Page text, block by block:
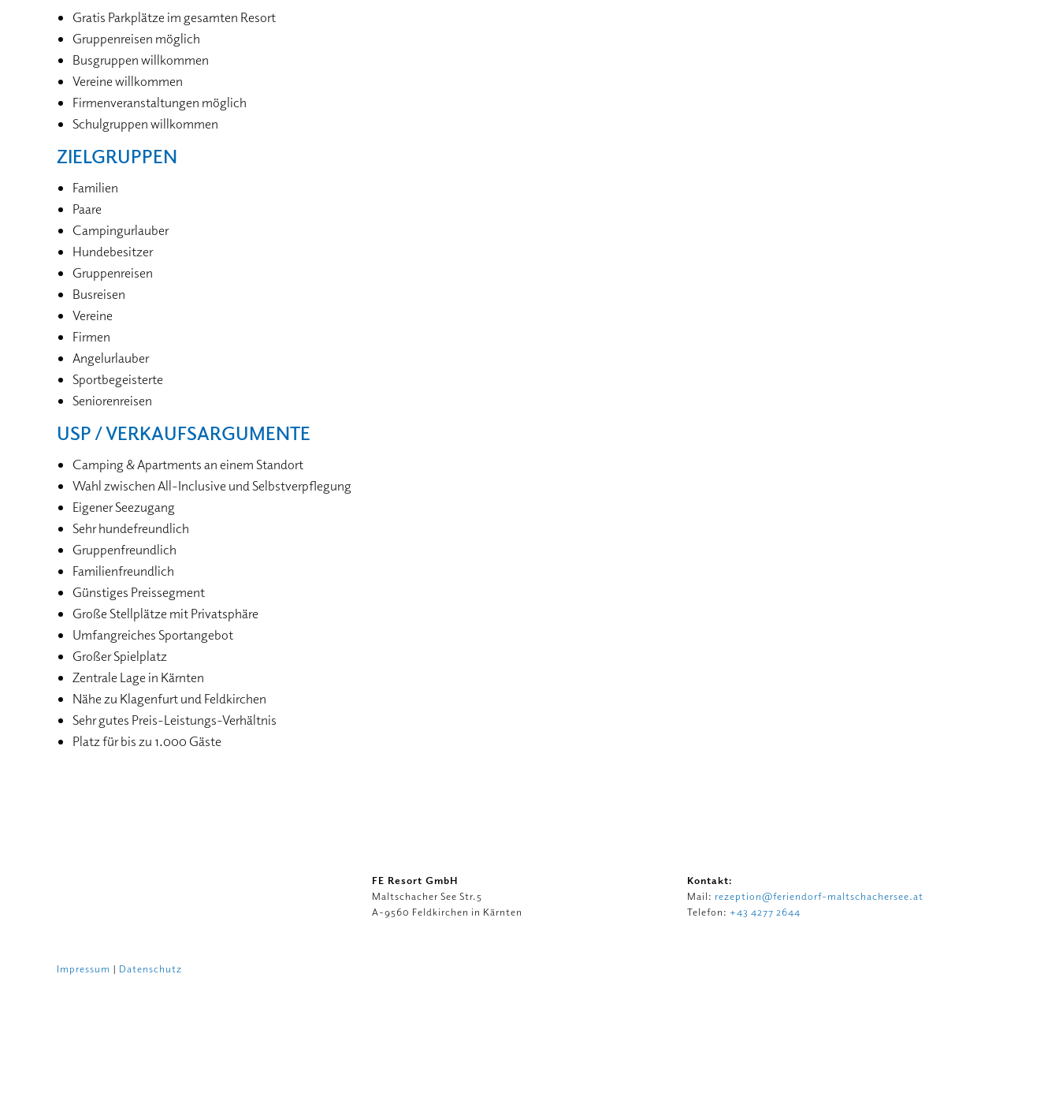
Gratis Parkplätze im gesamten Resort
Gruppenreisen möglich
Busgruppen willkommen
Vereine willkommen
Firmenveranstaltungen möglich
Schulgruppen willkommen
ZIELGRUPPEN
Familien
Paare
Campingurlauber
Hundebesitzer
Gruppenreisen
Busreisen
Vereine
Firmen
Angelurlauber
Sportbegeisterte
Seniorenreisen
USP / VERKAUFSARGUMENTE
Camping & Apartments an einem Standort
Wahl zwischen All-Inclusive und Selbstverpflegung
Eigener Seezugang
Sehr hundefreundlich
Gruppenfreundlich
Familienfreundlich
Günstiges Preissegment
Große Stellplätze mit Privatsphäre
Umfangreiches Sportangebot
Großer Spielplatz
Zentrale Lage in Kärnten
Nähe zu Klagenfurt und Feldkirchen
Sehr gutes Preis-Leistungs-Verhältnis
Platz für bis zu 1.000 Gäste
FE Resort GmbH
Maltschacher See Str.5
A-9560 Feldkirchen in Kärnten
Kontakt:
Mail: rezeption@feriendorf-maltschachersee.at
Telefon: +43 4277 2644
Impressum | Datenschutz